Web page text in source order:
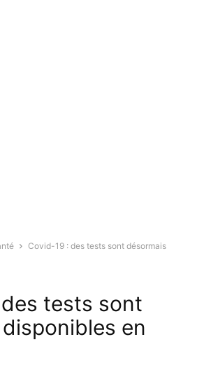
Covid-19 : des tests sont désormais
tests sont
en